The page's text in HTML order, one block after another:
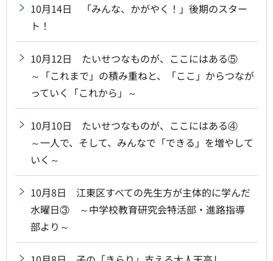
10月14日 「みんな、かがやく！」後期のスター
ト！
10月12日 たいせつなものが、ここにはある⑤
～「これまで」の積み重ねと、「ここ」からつなが
っていく「これから」～
10月10日 たいせつなものが、ここにはある④
～一人で、そして、みんなで「できる」を増やして
いく～
10月8日 江東区すべての先生方が主体的に学んだ
水曜日③ ～中学校教育研究会特活部・進路指導
部より～